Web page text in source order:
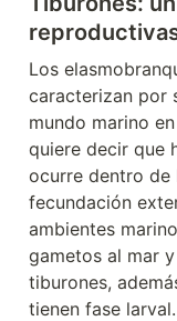
Los
caracterizan por
mundo marino
quiere decir que
ocurre dentro de
fecundación
ambientes
gametos al mar
tiburones,
tienen fase larval.